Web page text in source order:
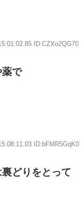
ID:CZXo2QG70
で
ID:bFMR5GqK0
どりをとって